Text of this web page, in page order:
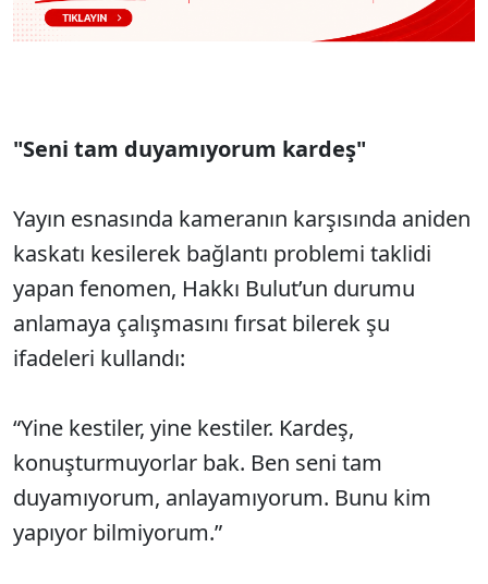
"Seni tam duyamıyorum kardeş"
Yayın esnasında kameranın karşısında aniden
kaskatı kesilerek bağlantı problemi taklidi
yapan fenomen, Hakkı Bulut’un durumu
anlamaya çalışmasını fırsat bilerek şu
ifadeleri kullandı:
“Yine kestiler, yine kestiler. Kardeş,
konuşturmuyorlar bak. Ben seni tam
duyamıyorum, anlayamıyorum. Bunu kim
yapıyor bilmiyorum.”